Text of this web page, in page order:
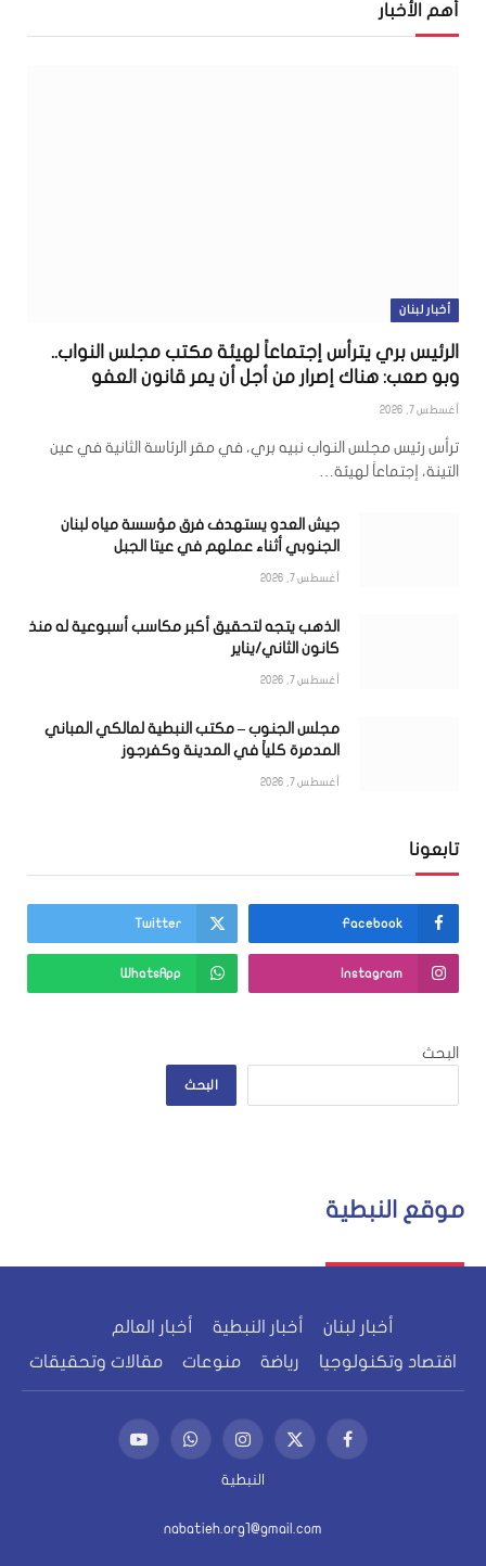
أهم الأخبار
أخبار لبنان
الرئيس بري يترأس إجتماعاً لهيئة مكتب مجلس النواب..
وبو صعب: هناك إصرار من أجل أن يمر قانون العفو
أغسطس 7, 2026
ترأس رئيس مجلس النواب نبيه بري، في مقر الرئاسة الثانية في عين
التينة، إجتماعاً لهيئة…
جيش العدو يستهدف فرق مؤسسة مياه لبنان
الجنوبي أثناء عملهم في عيتا الجبل
أغسطس 7, 2026
الذهب يتجه لتحقيق أكبر مكاسب أسبوعية له منذ
كانون الثاني/يناير
أغسطس 7, 2026
مجلس الجنوب – مكتب النبطية لمالكي المباني
المدمرة كلياً في المدينة وكفرجوز
أغسطس 7, 2026
تابعونا
Facebook
Twitter
Instagram
WhatsApp
البحث
البحث
موقع النبطية
أخبار لبنان أخبار النبطية
أخبار العالم
اقتصاد وتكنولوجيا
رياضة منوعات مقالات وتحقيقات
فيسبوكX
(Twitter)
الانستغرامواتساب يوتيوب
النبطية
nabatieh.org1@gmail.com